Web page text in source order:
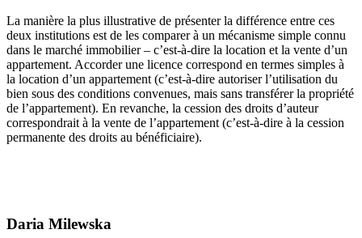
La manière la plus illustrative de présenter la différence entre ces
deux institutions est de les comparer à un mécanisme simple connu
dans le marché immobilier – c’est-à-dire la location et la vente d’un
appartement. Accorder une licence correspond en termes simples à
la location d’un appartement (c’est-à-dire autoriser l’utilisation du
bien sous des conditions convenues, mais sans transférer la propriété
de l’appartement). En revanche, la cession des droits d’auteur
correspondrait à la vente de l’appartement (c’est-à-dire à la cession
permanente des droits au bénéficiaire).
Daria Milewska